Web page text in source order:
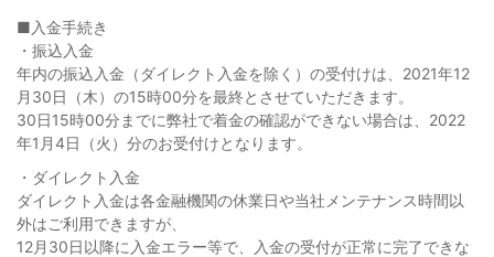
■入金手続き
・振込入金
年内の振込入金（ダイレクト入金を除く）の受付けは、2021年12
月30日（木）の15時00分を最終とさせていただきます。
30日15時00分までに弊社で着金の確認ができない場合は、2022
年1月4日（火）分のお受付けとなります。
・ダイレクト入金
ダイレクト入金は各金融機関の休業日や当社メンテナンス時間以
外はご利用できますが、
12月30日以降に入金エラー等で、入金の受付が正常に完了できな